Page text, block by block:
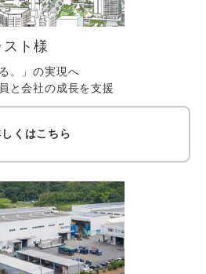
ト様
。」の実現へ
と会社の成長を支援
くはこちら